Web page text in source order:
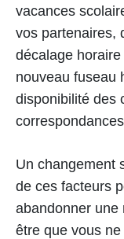
vacances
vos partenaires,
décalage
nouveau fuseau
disponibilité des
Un changement
de ces facteurs
abandonner une
être que vous